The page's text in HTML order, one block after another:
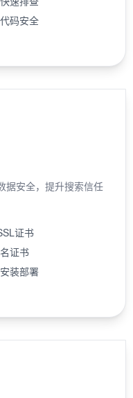
码安全
据安全，提升搜索信任
证书
证书
装部署